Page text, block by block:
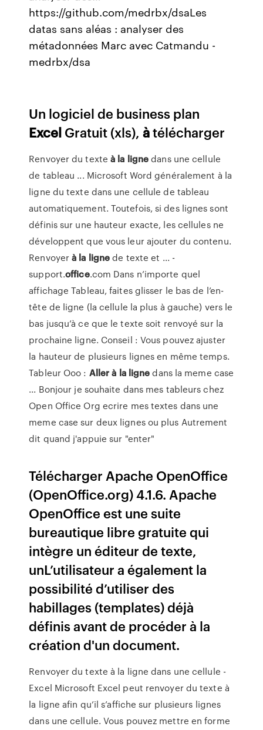
https://github.com/medrbx/dsaLes
datas sans aléas : analyser des
métadonnées Marc avec Catmandu -
medrbx/dsa
Un logiciel de business plan
Excel Gratuit (xls),àtélécharger
Renvoyer du texteà la lignedans une cellule
de tableau ... Microsoft Word généralement à la
ligne du texte dans une cellule de tableau
automatiquement. Toutefois, si des lignes sont
définis sur une hauteur exacte, les cellules ne
développent que vous leur ajouter du contenu.
Renvoyerà la lignede texte et ... -
support.office.com Dans n’importe quel
affichage Tableau, faites glisser le bas de l’en-
tête de ligne (la cellule la plus à gauche) vers le
bas jusqu’à ce que le texte soit renvoyé sur la
prochaine ligne. Conseil : Vous pouvez ajuster
la hauteur de plusieurs lignes en même temps.
Tableur Ooo : Aller à la lignedans la meme case
... Bonjour je souhaite dans mes tableurs chez
Open Office Org ecrire mes textes dans une
meme case sur deux lignes ou plus Autrement
dit quand j'appuie sur "enter"
Télécharger Apache OpenOffice
(OpenOffice.org) 4.1.6. Apache
OpenOffice est une suite
bureautique libre gratuite qui
intègre un éditeur de texte,
unL’utilisateur a également la
possibilité d’utiliser des
habillages (templates) déjà
définis avant de procéder à la
création d'un document.
Renvoyer du texte à la ligne dans une cellule -
Excel Microsoft Excel peut renvoyer du texte à
la ligne afin qu’il s’affiche sur plusieurs lignes
dans une cellule. Vous pouvez mettre en forme